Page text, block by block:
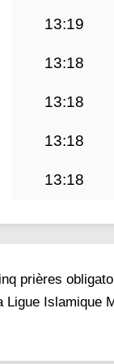
13:19
13:18
13:18
13:18
13:18
prières
Islamique